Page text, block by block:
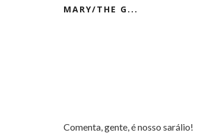
MARY/THE G...
Comenta, gente, é nosso sarálio!